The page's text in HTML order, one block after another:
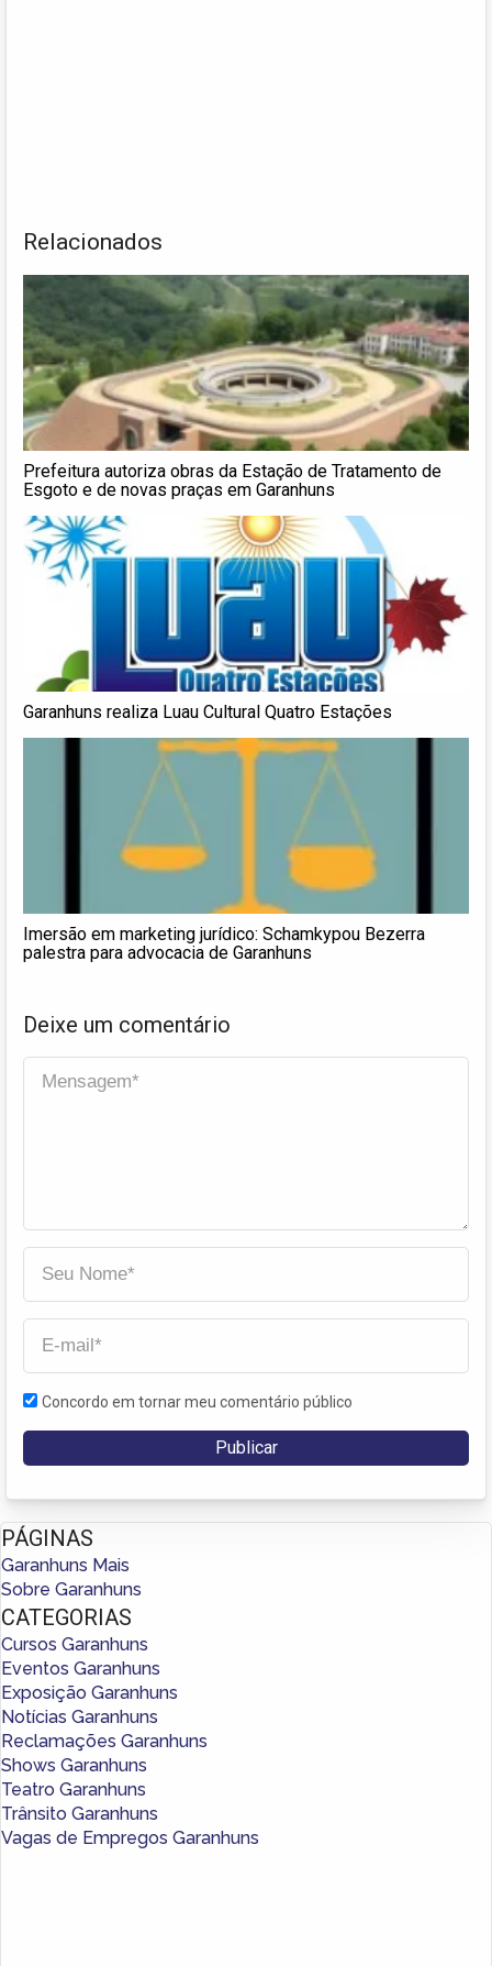
Relacionados
Prefeitura autoriza obras da Estação de Tratamento de
Esgoto e de novas praças em Garanhuns
Garanhuns realiza Luau Cultural Quatro Estações
Imersão em marketing jurídico: Schamkypou Bezerra
palestra para advocacia de Garanhuns
Deixe um comentário
Concordo em tornar meu comentário público
PÁGINAS
Garanhuns Mais
Sobre Garanhuns
CATEGORIAS
Cursos Garanhuns
Eventos Garanhuns
Exposição Garanhuns
Notícias Garanhuns
Reclamações Garanhuns
Shows Garanhuns
Teatro Garanhuns
Trânsito Garanhuns
Vagas de Empregos Garanhuns